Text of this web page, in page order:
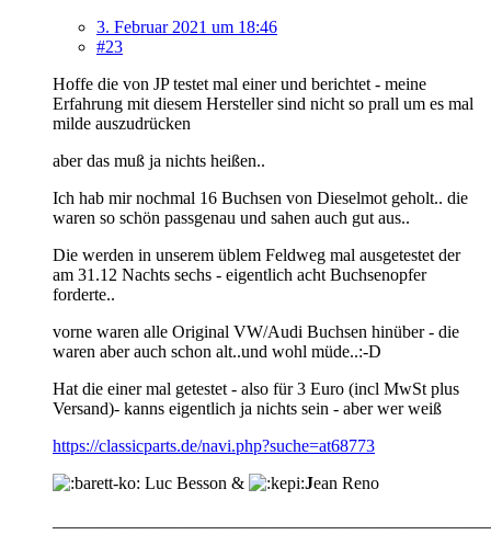
3. Februar 2021 um 18:46
#23
Hoffe die von JP testet mal einer und berichtet - meine
Erfahrung mit diesem Hersteller sind nicht so prall um es mal
milde auszudrücken
aber das muß ja nichts heißen..
Ich hab mir nochmal 16 Buchsen von Dieselmot geholt.. die
waren so schön passgenau und sahen auch gut aus..
Die werden in unserem üblem Feldweg mal ausgetestet der
am 31.12 Nachts sechs - eigentlich acht Buchsenopfer
forderte..
vorne waren alle Original VW/Audi Buchsen hinüber - die
waren aber auch schon alt..und wohl müde..:-D
Hat die einer mal getestet - also für 3 Euro (incl MwSt plus
Versand)- kanns eigentlich ja nichts sein - aber wer weiß
https://classicparts.de/navi.php?suche=at68773
Luc Besson &
Jean Reno